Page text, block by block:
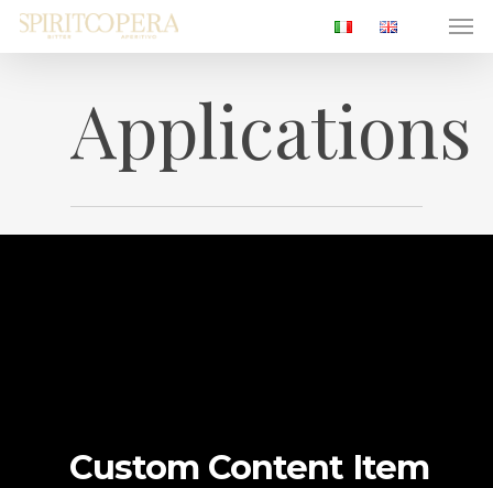
Skip
Applications
Custom Content Item